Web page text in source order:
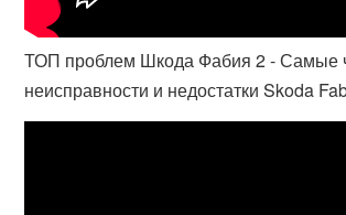
ТОП проблем Шкода Фабия 2 - Самые
неисправности и недостатки Skoda